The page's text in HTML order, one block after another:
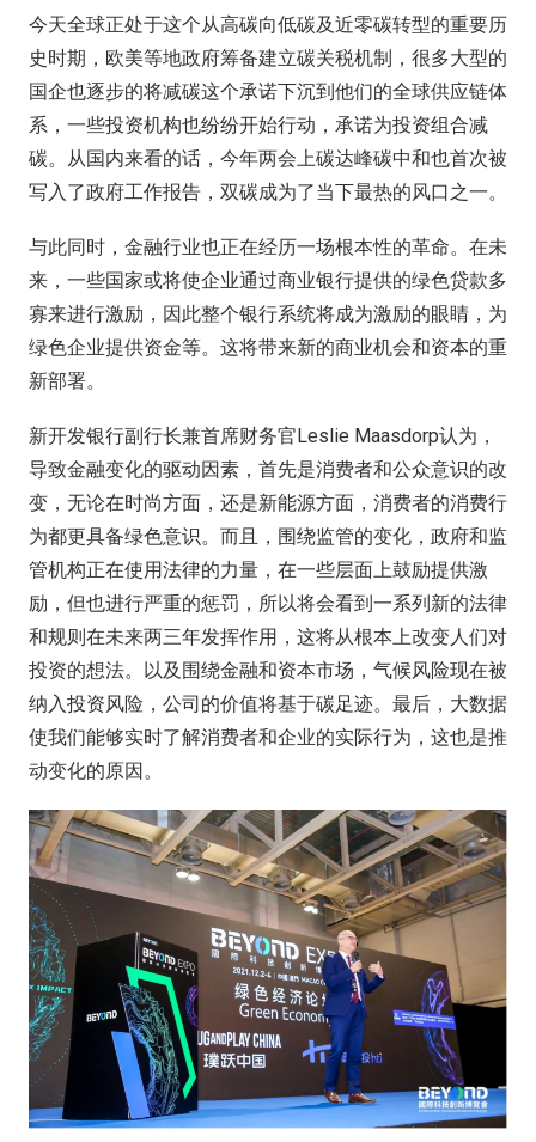
今天全球正处于这个从高碳向低碳及近零碳转型的重要历
史时期，欧美等地政府筹备建立碳关税机制，很多大型的
国企也逐步的将减碳这个承诺下沉到他们的全球供应链体
系，一些投资机构也纷纷开始行动，承诺为投资组合减
碳。从国内来看的话，今年两会上碳达峰碳中和也首次被
写入了政府工作报告，双碳成为了当下最热的风口之一。
与此同时，金融行业也正在经历一场根本性的革命。在未
来，一些国家或将使企业通过商业银行提供的绿色贷款多
寡来进行激励，因此整个银行系统将成为激励的眼睛，为
绿色企业提供资金等。这将带来新的商业机会和资本的重
新部署。
新开发银行副行长兼首席财务官Leslie Maasdorp认为，
导致金融变化的驱动因素，首先是消费者和公众意识的改
变，无论在时尚方面，还是新能源方面，消费者的消费行
为都更具备绿色意识。而且，围绕监管的变化，政府和监
管机构正在使用法律的力量，在一些层面上鼓励提供激
励，但也进行严重的惩罚，所以将会看到一系列新的法律
和规则在未来两三年发挥作用，这将从根本上改变人们对
投资的想法。以及围绕金融和资本市场，气候风险现在被
纳入投资风险，公司的价值将基于碳足迹。最后，大数据
使我们能够实时了解消费者和企业的实际行为，这也是推
动变化的原因。